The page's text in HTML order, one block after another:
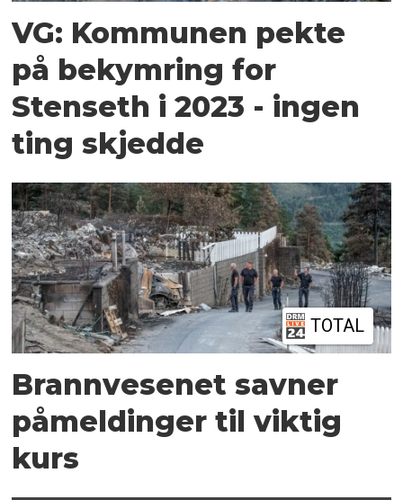
VG: Kommunen pekte
på bekymring for
Stenseth i 2023 - ingen
ting skjedde
TOTAL
Brannvesenet savner
påmeldinger til viktig
kurs